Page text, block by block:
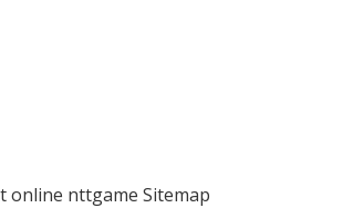
online nttgame Sitemap